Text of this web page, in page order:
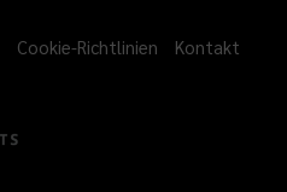
Cookie-Richtlinien Kontakt